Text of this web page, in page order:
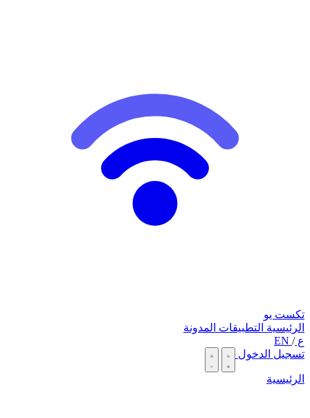
تكست يو
الرئيسية التطبيقات المدونة
ع/
تسجيل الدخول
الرئيسية